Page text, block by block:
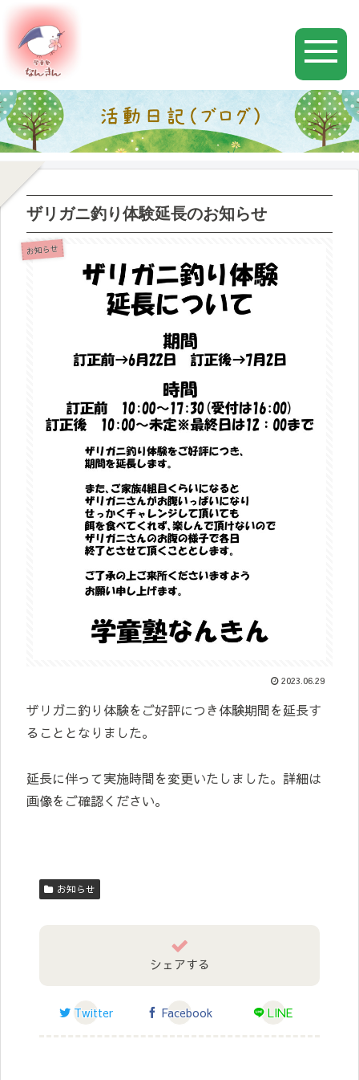
ザリガニ釣り体験延長のお知らせ
お知らせ
2023.06.29
ザリガニ釣り体験をご好評につき体験期間を延長す
ることとなりました。
延長に伴って実施時間を変更いたしました。詳細は
画像をご確認ください。
お知らせ
シェアする
Twitter Facebook LINE